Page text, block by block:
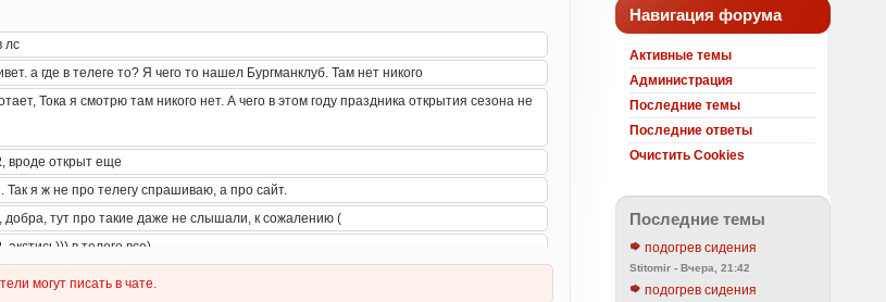
Навигация форума
Активные темы
Администрация
Последние темы
Последние ответы
Очистить Cookies
Последние темы
подогрев сидения
Stitomir - Вчера, 21:42
подогрев сидения